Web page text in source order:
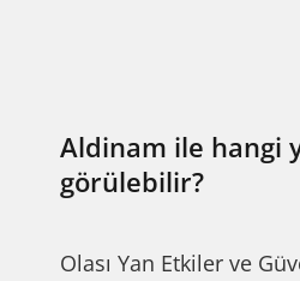
Aldinam ile hangi
görülebilir?
Olası Yan Etkiler ve